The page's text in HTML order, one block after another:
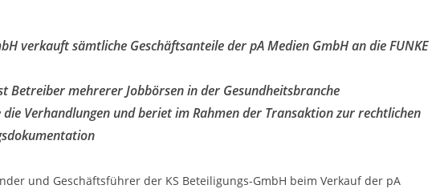
verkauft sämtliche Geschäftsanteile der pA Medien GmbH an die FUNKE
Betreiber mehrerer Jobbörsen in der Gesundheitsbranche
die Verhandlungen und beriet im Rahmen der Transaktion zur rechtlichen
und Geschäftsführer der KS Beteiligungs-GmbH beim Verkauf der pA